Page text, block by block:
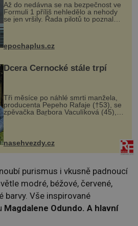
Až do nedávna se na bezpečnost ve
Formuli 1 příliš nehledělo a nehody
se jen vršily. Řada pilotů to poznala
na vlastní kůži, často s trvalými
následky nebo bohužel i ztrátou
života. Dnes nepochopiteln...
epochaplus.cz
Dcera Černocké stále trpí
Tři měsíce po náhlé smrti manžela,
producenta Pepeho Rafaje (†53), se
zpěvačka Barbora Vaculíková (45),
dcera Petry Černocké (75), poprvé
ozvala veřejnosti. Na sociální síti
sdílela, že se snaží fung...
nasehvezdy.cz
purismus i vkusně padnoucí
modré, béžové, červené,
barvy. Vše inspirované
Magdalene Odundo. A hlavní